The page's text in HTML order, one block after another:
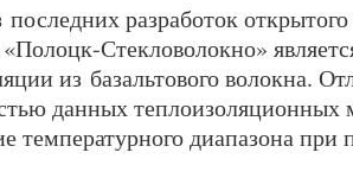
разработок о
«Полоцк-Стекловолокно»
из базальтового волокна.
данных теплоизоляционных
температурного диапазона